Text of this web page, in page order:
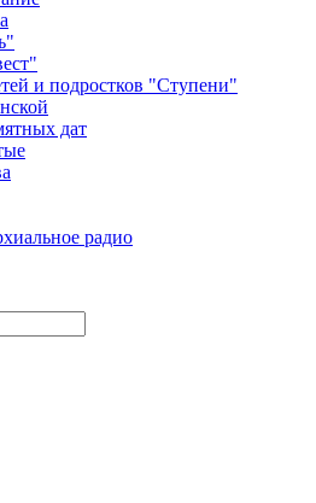
и подростков "Ступени"
дат
радио